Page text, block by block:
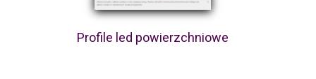
Profile led powierzchniowe